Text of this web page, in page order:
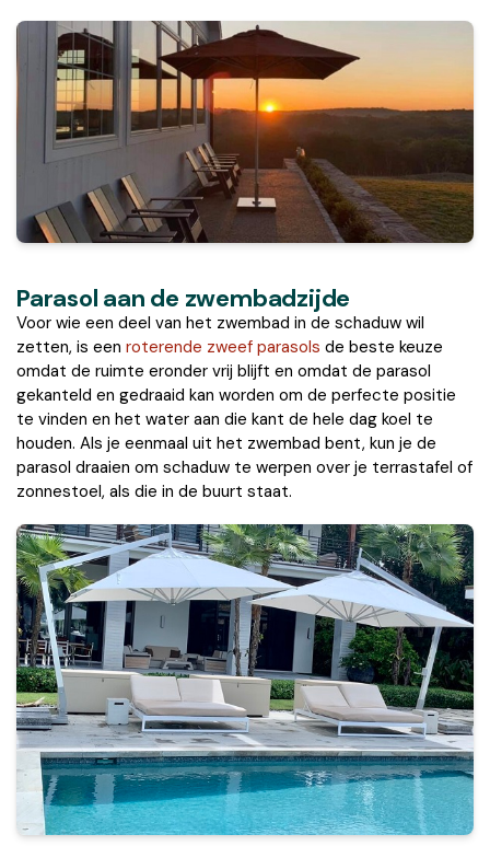
Parasol aan de zwembadzijde
Voor wie een deel van het zwembad in de schaduw wil
zetten, is een roterende zweef parasols de beste keuze
omdat de ruimte eronder vrij blijft en omdat de parasol
gekanteld en gedraaid kan worden om de perfecte positie
te vinden en het water aan die kant de hele dag koel te
houden. Als je eenmaal uit het zwembad bent, kun je de
parasol draaien om schaduw te werpen over je terrastafel of
zonnestoel, als die in de buurt staat.